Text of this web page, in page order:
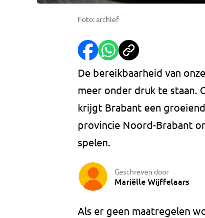
Foto: archief
De bereikbaarheid van
meer onder druk te staan.
krijgt Brabant een
provincie Noord-Brabant
spelen.
Geschreven door
Mariëlle Wijffelaars
Als er geen maatregelen